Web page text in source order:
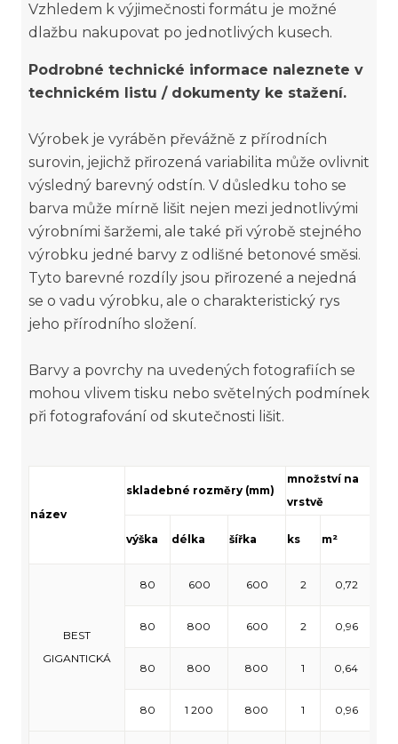
Vzhledem k výjimečnosti formátu je možné
dlažbu nakupovat po jednotlivých kusech.
Podrobné technické informace naleznete v
technickém listu / dokumenty ke stažení.
Výrobek je vyráběn převážně z přírodních
surovin, jejichž přirozená variabilita může ovlivnit
výsledný barevný odstín. V důsledku toho se
barva může mírně lišit nejen mezi jednotlivými
výrobními šaržemi, ale také při výrobě stejného
výrobku jedné barvy z odlišné betonové směsi.
Tyto barevné rozdíly jsou přirozené a nejedná
se o vadu výrobku, ale o charakteristický rys
jeho přírodního složení.
Barvy a povrchy na uvedených fotografiích se
mohou vlivem tisku nebo světelných podmínek
při fotografování od skutečnosti lišit.
název
skladebné rozměry (mm)
množství na
vrstvě
výška délka šířka ks m²
BEST
GIGANTICKÁ
80 600 600 2 0,72
80 800 600 2 0,96
80 800 800 1 0,64
80 1 200 800 1 0,96